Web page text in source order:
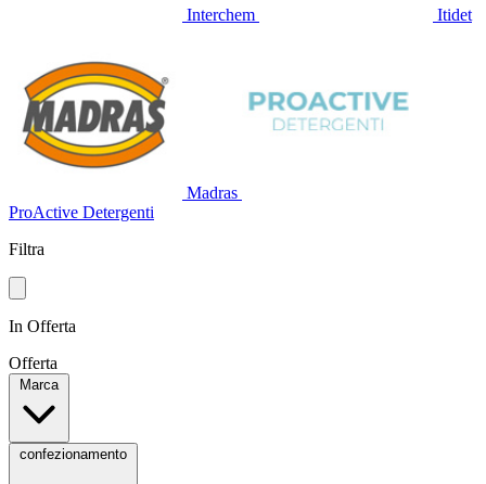
Interchem Itidet
Madras
ProActive Detergenti
Filtra
In Offerta
Offerta
Marca
confezionamento